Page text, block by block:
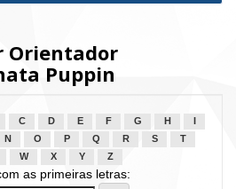
Orientador
Puppin
C D E F G H
N O P Q R S
T
W X Y Z
as primeiras letras: